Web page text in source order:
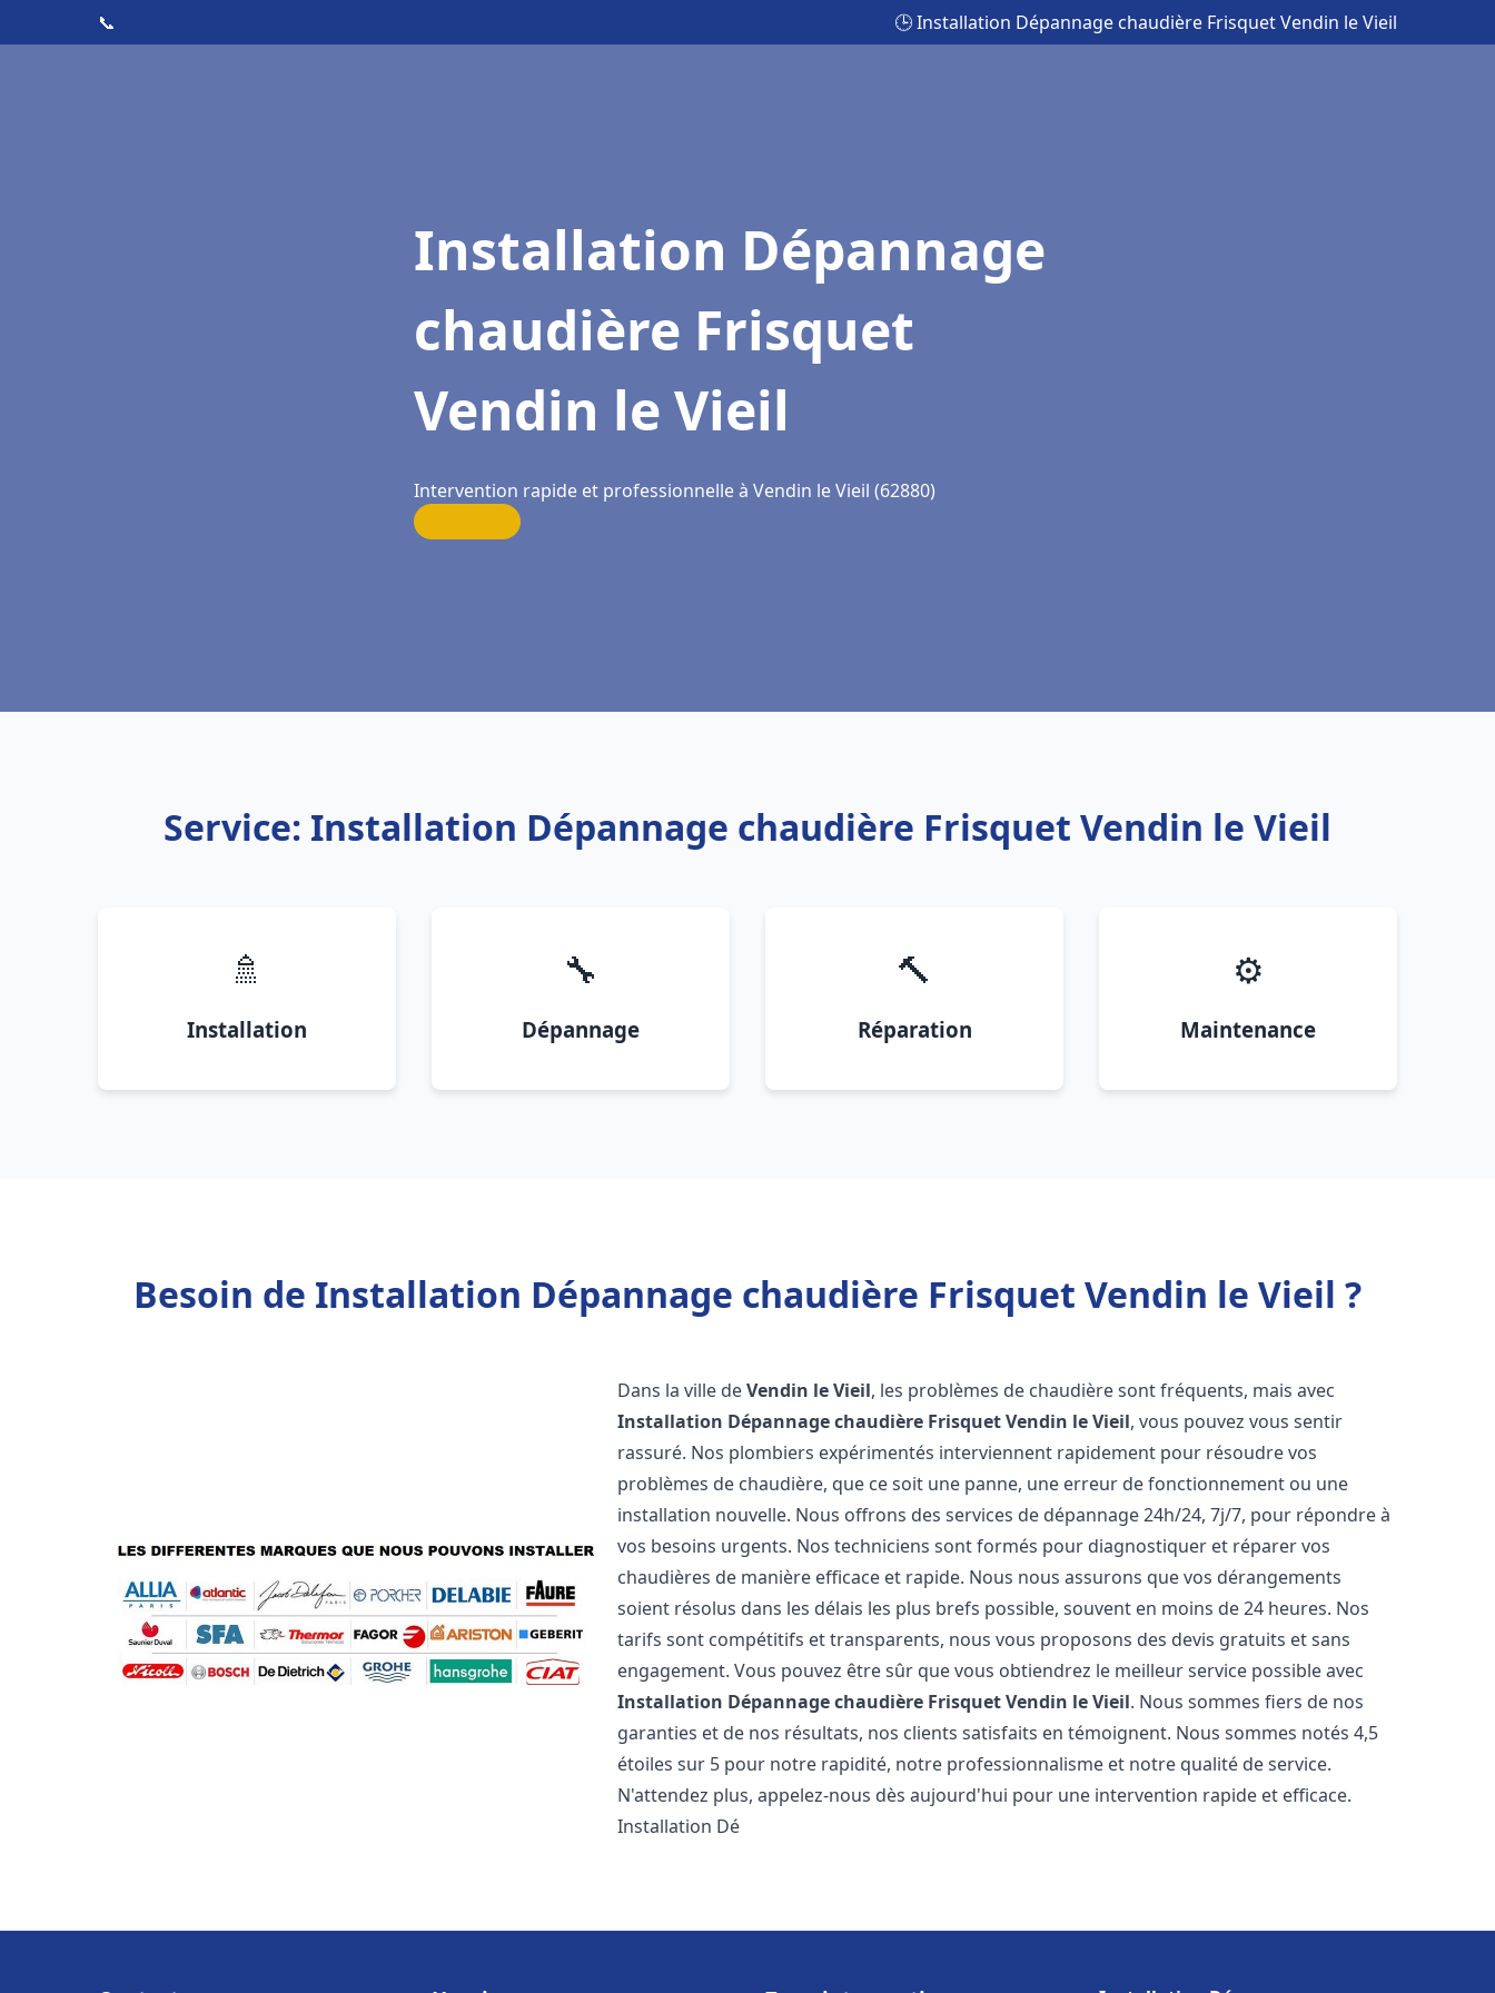
📞 🕒 Installation Dépannage chaudière Frisquet Vendin le Vieil
Installation Dépannage
chaudière Frisquet
Vendin le Vieil
Intervention rapide et professionnelle à Vendin le Vieil (62880)
Service: Installation Dépannage chaudière Frisquet Vendin le Vieil
🚿
Installation
🔧
Dépannage
🔨
Réparation
⚙️
Maintenance
Besoin de Installation Dépannage chaudière Frisquet Vendin le Vieil ?
Dans la ville deVendin le Vieil, les problèmes de chaudière sont fréquents, mais avec
Installation Dépannage chaudière FrisquetVendin le Vieil, vous pouvez vous sentir
rassuré. Nos plombiers expérimentés interviennent rapidement pour résoudre vos
problèmes de chaudière, que ce soit une panne, une erreur de fonctionnement ou une
installation nouvelle. Nous offrons des services de dépannage 24h/24, 7j/7, pour répondre à
vos besoins urgents. Nos techniciens sont formés pour diagnostiquer et réparer vos
chaudières de manière efficace et rapide. Nous nous assurons que vos dérangements
soient résolus dans les délais les plus brefs possible, souvent en moins de 24 heures. Nos
tarifs sont compétitifs et transparents, nous vous proposons des devis gratuits et sans
engagement. Vous pouvez être sûr que vous obtiendrez le meilleur service possible avec
Installation Dépannage chaudière FrisquetVendin le Vieil. Nous sommes fiers de nos
garanties et de nos résultats, nos clients satisfaits en témoignent. Nous sommes notés 4,5
étoiles sur 5 pour notre rapidité, notre professionnalisme et notre qualité de service.
N'attendez plus, appelez-nous dès aujourd'hui pour une intervention rapide et efficace.
Installation Dé